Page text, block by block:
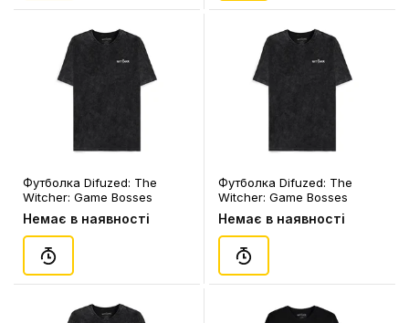
Футболка Difuzed: The
Witcher: Game Bosses
Runes (XL), (180220)
Немає в наявності
Футболка Difuzed: The
Witcher: Game Bosses
Runes (L), (180213)
Немає в наявності